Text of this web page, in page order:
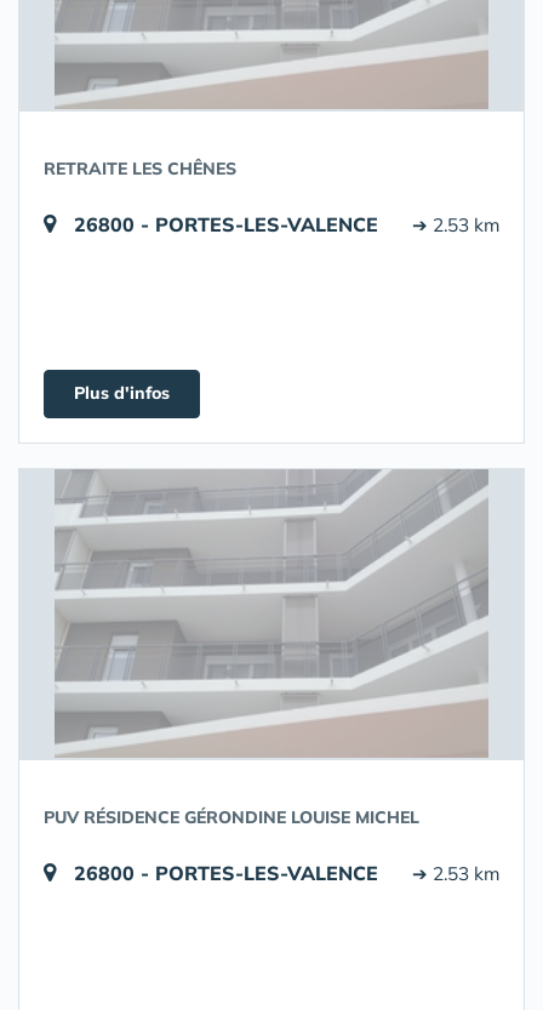
RETRAITE LES CHÊNES
26800 - PORTES-LES-VALENCE ➔ 2.53 km
Plus d'infos
PUV RÉSIDENCE GÉRONDINE LOUISE MICHEL
26800 - PORTES-LES-VALENCE ➔ 2.53 km